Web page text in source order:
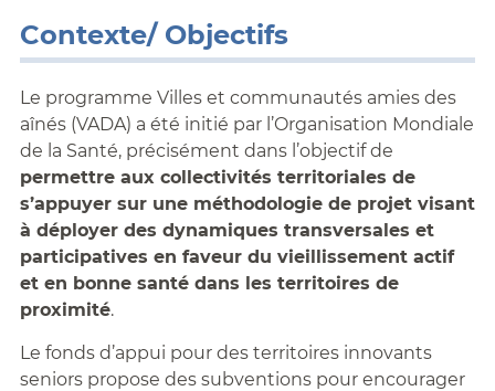
Contexte/ Objectifs
Le programme Villes et communautés amies des
aînés (VADA) a été initié par l’Organisation Mondiale
de la Santé, précisément dans l’objectif de
permettre aux collectivités territoriales de
s’appuyer sur une méthodologie de projet visant
à déployer des dynamiques transversales et
participatives en faveur du vieillissement actif
et en bonne santé dans les territoires de
proximité.
Le fonds d’appui pour des territoires innovants
seniors propose des subventions pour encourager